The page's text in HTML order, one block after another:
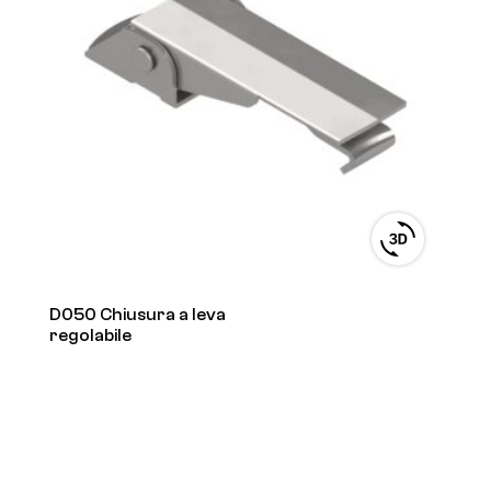
View
3D
D050 Chiusura a leva
regolabile